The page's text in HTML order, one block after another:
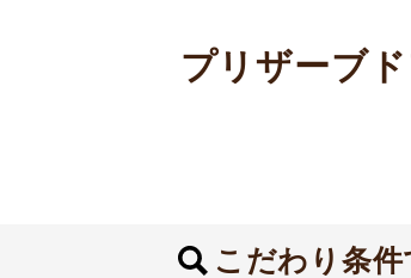
プリザーブ
こだわり条